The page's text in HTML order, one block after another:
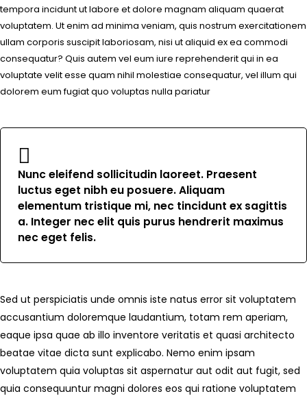
tempora incidunt ut labore et dolore magnam aliquam quaerat
voluptatem. Ut enim ad minima veniam, quis nostrum exercitationem
ullam corporis suscipit laboriosam, nisi ut aliquid ex ea commodi
consequatur? Quis autem vel eum iure reprehenderit qui in ea
voluptate velit esse quam nihil molestiae consequatur, vel illum qui
dolorem eum fugiat quo voluptas nulla pariatur
Nunc eleifend sollicitudin laoreet. Praesent
luctus eget nibh eu posuere. Aliquam
elementum tristique mi, nec tincidunt ex sagittis
a. Integer nec elit quis purus hendrerit maximus
nec eget felis.
Sed ut perspiciatis unde omnis iste natus error sit voluptatem
accusantium doloremque laudantium, totam rem aperiam,
eaque ipsa quae ab illo inventore veritatis et quasi architecto
beatae vitae dicta sunt explicabo. Nemo enim ipsam
voluptatem quia voluptas sit aspernatur aut odit aut fugit, sed
quia consequuntur magni dolores eos qui ratione voluptatem